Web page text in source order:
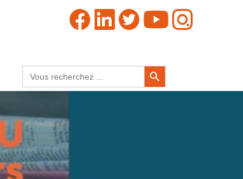
for:
Search Button